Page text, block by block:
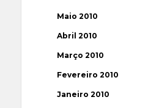
Maio 2010
Abril 2010
Março 2010
Fevereiro 2010
Janeiro 2010